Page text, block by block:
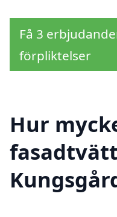
Få 3
förpliktelser
Hur